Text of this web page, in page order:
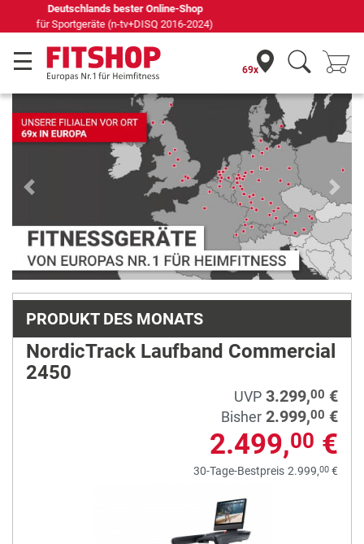
Seit 42 Jahren Ihr Experte für Heimfitness
69x
Previous Next
PRODUKT DES MONATS
NordicTrack Laufband Commercial
2450
UVP 3.299,00 €
Bisher 2.999,00 €
2.499,00 €
30-Tage-Bestpreis 2.999,00 €